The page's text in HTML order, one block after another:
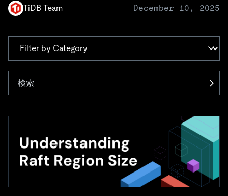
ニュース
会社案内
お問い合わせ
TiDB Team December 10, 2025